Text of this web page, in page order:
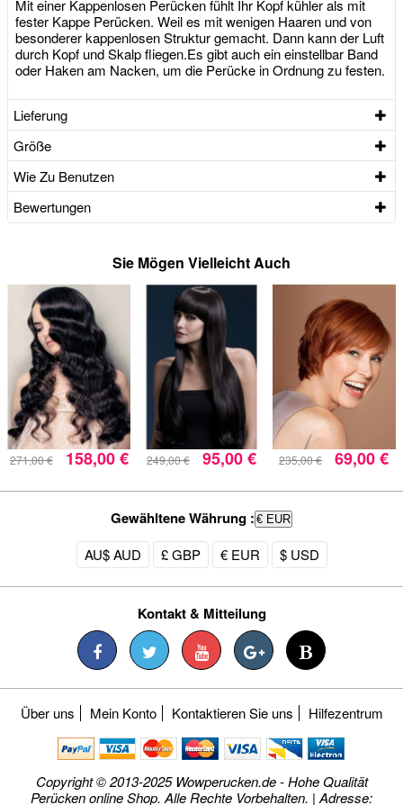
Mit einer Kappenlosen Perücken fühlt Ihr Kopf kühler als mit
fester Kappe Perücken. Weil es mit wenigen Haaren und von
besonderer kappenlosen Struktur gemacht. Dann kann der Luft
durch Kopf und Skalp fliegen.Es gibt auch ein einstellbar Band
oder Haken am Nacken, um die Perücke in Ordnung zu festen.
Lieferung
Größe
Wie Zu Benutzen
Bewertungen
Sie Mögen Vielleicht Auch
271,00 € 158,00 € 249,00 € 95,00 € 235,00 € 69,00 €
Gewähltene Währung : € EUR
AU$ AUD £ GBP € EUR $ USD
Kontakt & Mitteilung
Über uns Mein Konto Kontaktieren Sie uns Hilfezentrum
Copyright © 2013-2025 Wowperucken.de - Hohe Qualität
Perücken online Shop. Alle Rechte Vorbehalten. | Adresse: